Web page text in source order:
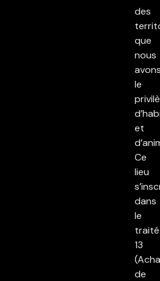
des
que
nous
le
et
Ce
lieu
dans
le
traité
13
de